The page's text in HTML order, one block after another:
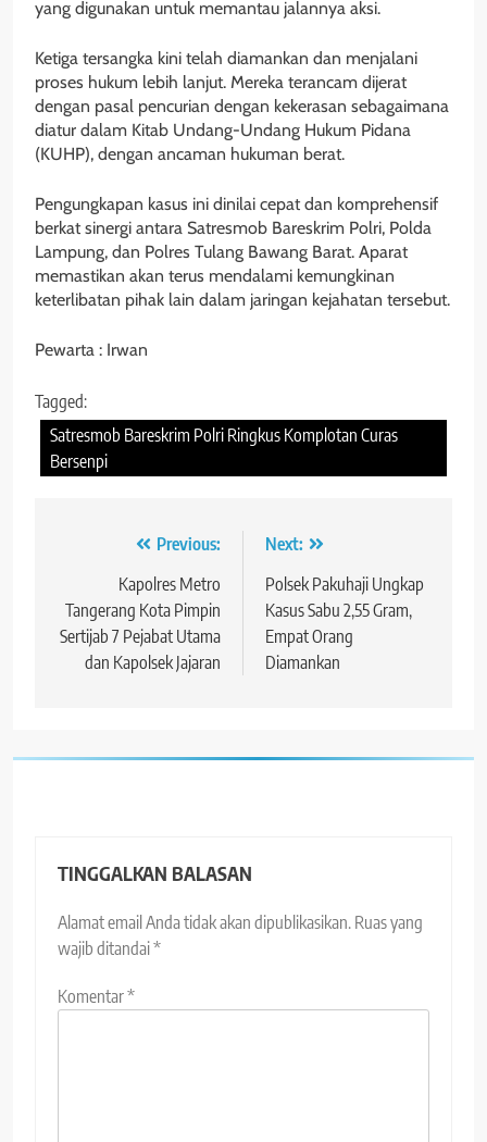
yang digunakan untuk memantau jalannya aksi.
Ketiga tersangka kini telah diamankan dan menjalani
proses hukum lebih lanjut. Mereka terancam dijerat
dengan pasal pencurian dengan kekerasan sebagaimana
diatur dalam Kitab Undang-Undang Hukum Pidana
(KUHP), dengan ancaman hukuman berat.
Pengungkapan kasus ini dinilai cepat dan komprehensif
berkat sinergi antara Satresmob Bareskrim Polri, Polda
Lampung, dan Polres Tulang Bawang Barat. Aparat
memastikan akan terus mendalami kemungkinan
keterlibatan pihak lain dalam jaringan kejahatan tersebut.
Pewarta : Irwan
Tagged:
Satresmob Bareskrim Polri Ringkus Komplotan Curas
Bersenpi
Navigasi Previous:
Kapolres Metro
Tangerang Kota Pimpin
Sertijab 7 Pejabat Utama
dan Kapolsek Jajaran
Next:
Polsek Pakuhaji Ungkap
Kasus Sabu 2,55 Gram,
Empat Orang
Diamankan
TINGGALKAN BALASAN
Alamat email Anda tidak akan dipublikasikan. Ruas yang
wajib ditandai*
Komentar*